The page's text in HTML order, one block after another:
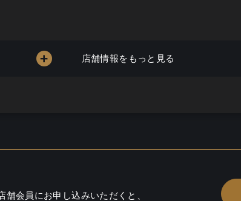
店舗情報をもっと見る
会員にお申し込みいただくと、